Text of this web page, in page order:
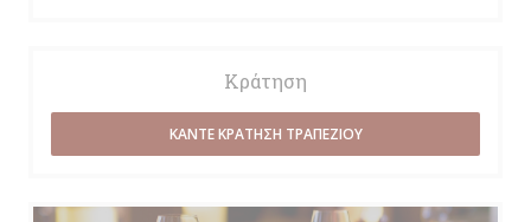
Κράτηση
ΚΆΝΤΕ ΚΡΆΤΗΣΗ ΤΡΑΠΕΖΙΟΎ